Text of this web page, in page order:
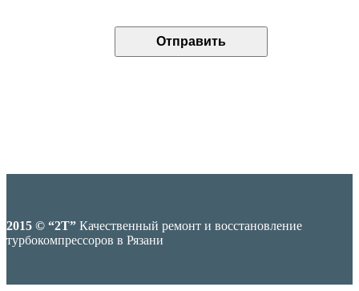
2015 © “2T” Качественный ремонт и восстановление
турбокомпрессоров в Рязани